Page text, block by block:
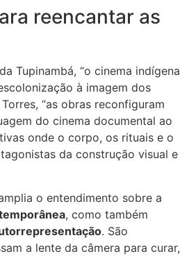
reencantar as
Tupinambá, “o cinema indígena
à imagem dos
“as obras reconfiguram
do cinema documental ao
onde o corpo, os rituais e o
da construção visual e
o entendimento sobre a
, como também
. São
a lente da câmera para curar,